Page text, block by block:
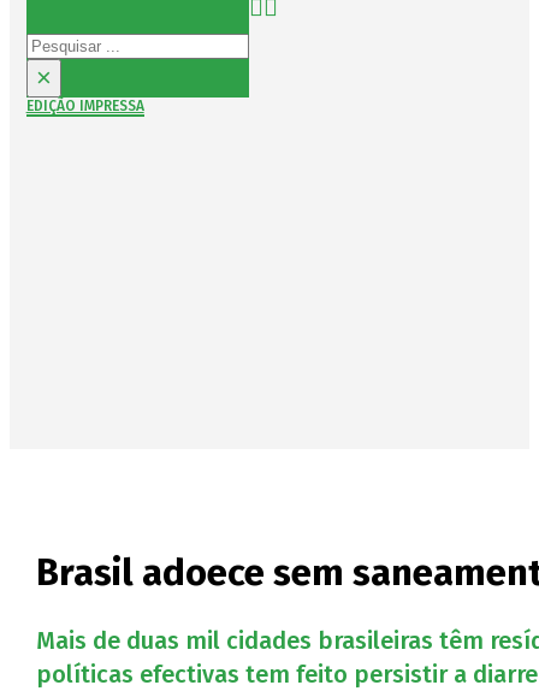
Pesquisar
×
EDIÇÃO IMPRESSA
Brasil adoece sem
Mais de duas mil cidades brasileiras têm
políticas efectivas tem feito persistir a